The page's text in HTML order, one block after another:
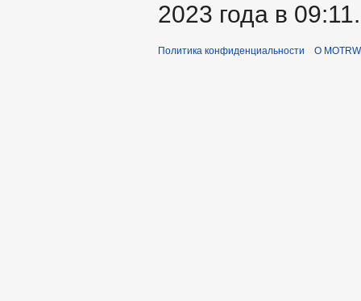
2023 года в 09:11.
Политика конфиденциальности О